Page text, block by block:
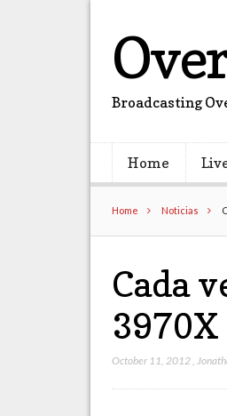
Broadcasting
Home
Home Noticias
Cada
October 11, 2012